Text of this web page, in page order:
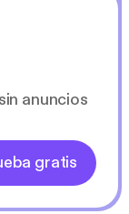
anuncios
gratis